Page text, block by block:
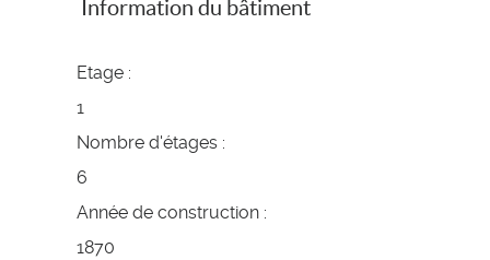
Information du bâtiment
Etage :
1
Nombre d'étages :
6
Année de construction :
1870